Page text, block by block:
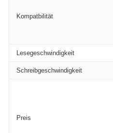
Kompatbilität
Lesegeschwindigkeit
Schreibgeschwindigkeit
Preis